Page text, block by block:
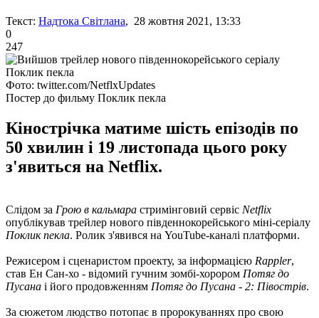
Текст: Надтока Світлана, 28 жовтня 2021, 13:33
0
247
Фото: twitter.com/NetflxUpdates
Постер до фильму Поклик пекла
Кінострічка матиме шість епізодів по
50 хвилин і 19 листопада цього року
з'явиться на Netflix.
Слідом за Грою в кальмара стримінговий сервіс Netflix
опублікував трейлер нового південнокорейського міні-серіалу
Поклик пекла. Ролик з'явився на YouTube-каналі платформи.
Режисером і сценаристом проекту, за інформацією Rappler,
став Ен Сан-хо - відомий гучним зомбі-хорором Потяг до
Пусана і його продовженням Потяг до Пусана - 2: Півострів.
За сюжетом людство потопає в пророкуваннях про свою